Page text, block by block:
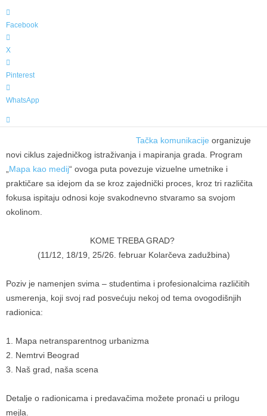
Facebook
X
Pinterest
WhatsApp
Tačka komunikacije organizuje
novi ciklus zajedničkog istraživanja i mapiranja grada. Program
Mapa kao medij“ ovoga puta povezuje vizuelne umetnike i
praktičare sa idejom da se kroz zajednički proces, kroz tri različita
fokusa ispitaju odnosi koje svakodnevno stvaramo sa svojom
okolinom.
KOME TREBA GRAD?
(11/12, 18/19, 25/26. februar Kolarčeva zadužbina)
Poziv je namenjen svima – studentima i profesionalcima različitih
usmerenja, koji svoj rad posvećuju nekoj od tema ovogodišnjih
radionica:
1. Mapa netransparentnog urbanizma
2. Nemtrvi Beograd
3. Naš grad, naša scena
Detalje o radionicama i predavačima možete pronaći u prilogu
mejla.